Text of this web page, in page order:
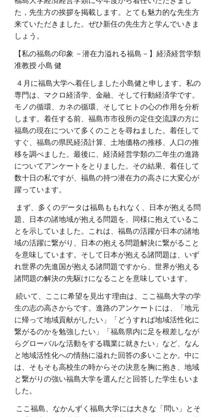
た，先生方の挨拶を掲載します。とても魅力的な先生方
来ていただきました。ぜひ新任の先生方と学んでいきま
しょう。
【私の福島の印象 －潜在力溢れる福島－】経済経営学類
准教授 小島 健
４月に福島大学へ着任しました小島健と申します。私の
専門は、マクロ経済学、金融、そして行動経済学です。
モノの循環、カネの循環、そしてヒトの心の作用を分析
します。着任する前、福島市市役所の定住交流課の方に
福島の現在について多くのことを尋ねました。着任して
すぐ、福島の県民経済計算、土地価格の推移、人口の推
移を調べました。最後に、経済経営学類の二年生の進路
についてアンケートをとりました。その結果、着任して
数十日の私ですが、福島の持つ潜在力の高さに大変心が
躍っています。
まず、多くのデータは福島ももれなく、日本が抱える問
題、日本の諸地域が抱える問題を、同様に抱えているこ
とを示していました。これは、福島の活躍が日本の諸地
域の活躍に繋がり、日本の抱える問題解決に繋がること
を意味しています。そして日本が抱える諸問題は、いず
れ世界の先進国が抱える諸問題ですから、世界が抱える
諸問題の解決の先駆けになることを意味しています。
続いて、ここに希望を見出す理由は、ここ福島大学の学
生の志の高さからです。進路のアンケートには、「地元
に帰って地域貢献がしたい」「どうすれば地域活性化に
繋がるのかを勉強したい」「福島県内に足を根差しなが
らグローバルな活動をする職業に就きたい」など、なん
と地域活性化への情熱に溢れた回答の多いことか。中に
は、そもそも高校生の時からその決意を胸に抱き、地域
と繋がりの強い福島大学を選んだと回答した学生もいま
した。
ここ福島、なかんずく福島大学には大きな「問い」とそ